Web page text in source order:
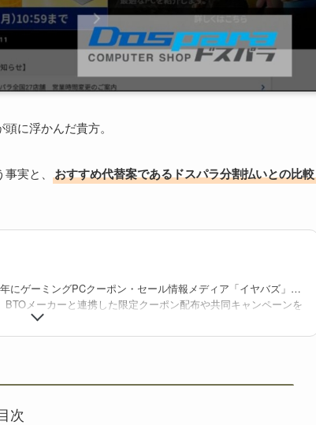
に浮かんだ貴方。
実と、 おすすめ代替案であるドスパラ分割払いとの比較
にゲーミングPCクーポン・セール情報メディア「イヤバズ」の
メーカーと連携した限定クーポン配布や共同キャンペーンを
サイト「gg」を立ち上げ、価格/在庫/セール情報を整理・可視化
次